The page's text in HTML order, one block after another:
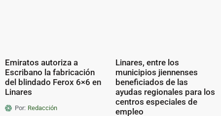
Emiratos autoriza a
Escribano la fabricación
del blindado Ferox 6×6 en
Linares
Por: Redacción
Linares, entre los
municipios jiennenses
beneficiados de las
ayudas regionales para los
centros especiales de
empleo